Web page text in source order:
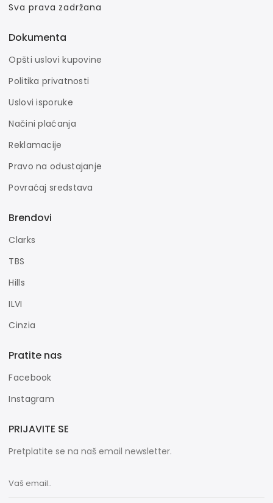
Sva prava zadržana
Dokumenta
Opšti uslovi kupovine
Politika privatnosti
Uslovi isporuke
Načini plaćanja
Reklamacije
Pravo na odustajanje
Povraćaj sredstava
Brendovi
Clarks
TBS
Hills
ILVI
Cinzia
Pratite nas
Facebook
Instagram
PRIJAVITE SE
Pretplatite se na naš email newsletter.